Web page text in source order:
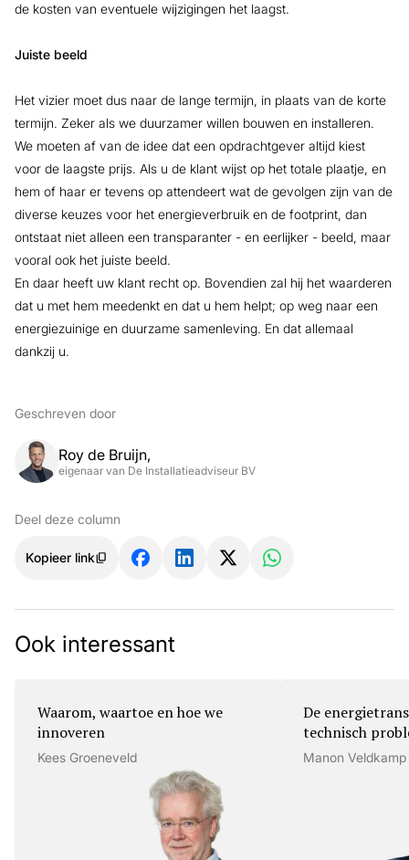
de kosten van eventuele wijzigingen het laagst.
Juiste beeld
Het vizier moet dus naar de lange termijn, in plaats van de korte
termijn. Zeker als we duurzamer willen bouwen en installeren.
We moeten af van de idee dat een opdrachtgever altijd kiest
voor de laagste prijs. Als u de klant wijst op het totale plaatje, en
hem of haar er tevens op attendeert wat de gevolgen zijn van de
diverse keuzes voor het energieverbruik en de footprint, dan
ontstaat niet alleen een transparanter - en eerlijker - beeld, maar
vooral ook het juiste beeld.
En daar heeft uw klant recht op. Bovendien zal hij het waarderen
dat u met hem meedenkt en dat u hem helpt; op weg naar een
energiezuinige en duurzame samenleving. En dat allemaal
dankzij u.
Geschreven door
Roy de Bruijn,
eigenaar van De Installatieadviseur BV
Deel deze column
Kopieer link
Ook interessant
Waarom, waartoe en hoe we
innoveren
Kees Groeneveld
De
technisch
Manon Veldkamp